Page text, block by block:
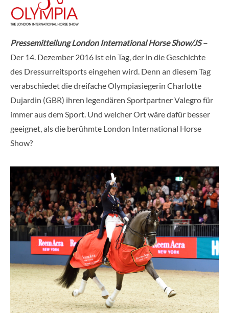
Pressemitteilung London International Horse Show/JS –
Der 14. Dezember 2016 ist ein Tag, der in die Geschichte
des Dressurreitsports eingehen wird. Denn an diesem Tag
verabschiedet die dreifache Olympiasiegerin Charlotte
Dujardin (GBR) ihren legendären Sportpartner Valegro für
immer aus dem Sport. Und welcher Ort wäre dafür besser
geeignet, als die berühmte London International Horse
Show?